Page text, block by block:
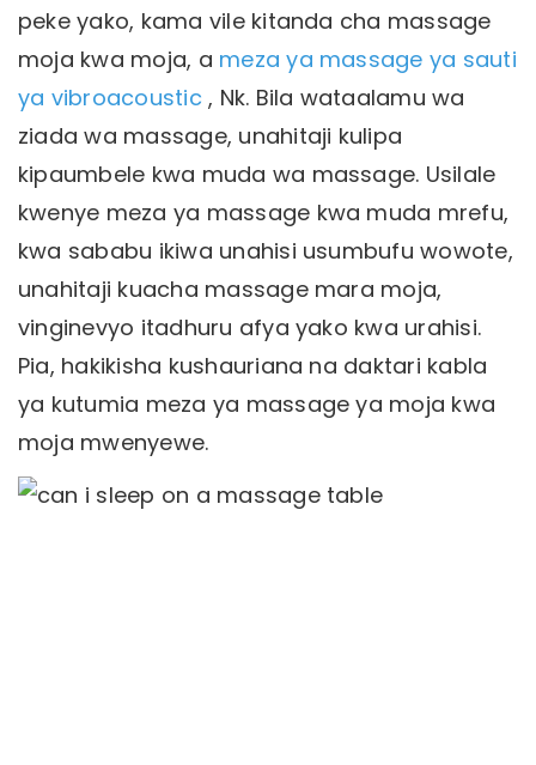
peke yako, kama vile kitanda cha massage
moja kwa moja, a meza ya massage ya sauti
ya vibroacoustic, Nk. Bila wataalamu wa
ziada wa massage, unahitaji kulipa
kipaumbele kwa muda wa massage. Usilale
kwenye meza ya massage kwa muda mrefu,
kwa sababu ikiwa unahisi usumbufu wowote,
unahitaji kuacha massage mara moja,
vinginevyo itadhuru afya yako kwa urahisi.
Pia, hakikisha kushauriana na daktari kabla
ya kutumia meza ya massage ya moja kwa
moja mwenyewe.